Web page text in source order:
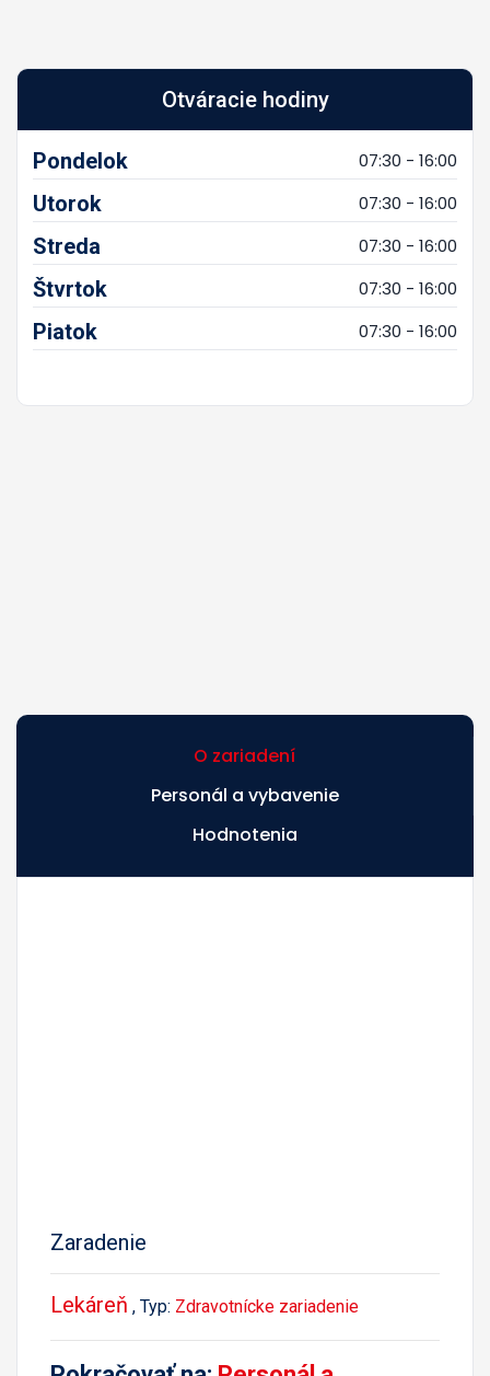
Otváracie hodiny
Pondelok 07:30 - 16:00
Utorok 07:30 - 16:00
Streda 07:30 - 16:00
Štvrtok 07:30 - 16:00
Piatok 07:30 - 16:00
O zariadení
Personál a vybavenie
Hodnotenia
Zaradenie
Lekáreň , Typ: Zdravotnícke zariadenie